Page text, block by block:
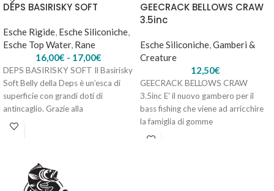
DEPS BASIRISKY SOFT
Esche Rigide, Esche Siliconiche,
Esche Top Water, Rane
16,00€ - 17,00€
DEPS BASIRISKY SOFT Il Basirisky
Soft Belly della Deps è un’esca di
superficie con grandi doti di
antincaglio. Grazie alla
GEECRACK BELLOWS CRAW
3.5inc
Esche Siliconiche,Gamberi &
Creature
12,50€
GEECRACK BELLOWS CRAW
3.5inc E’ il nuovo gambero per il
bass fishing che viene ad arricchire
la famiglia di gomme